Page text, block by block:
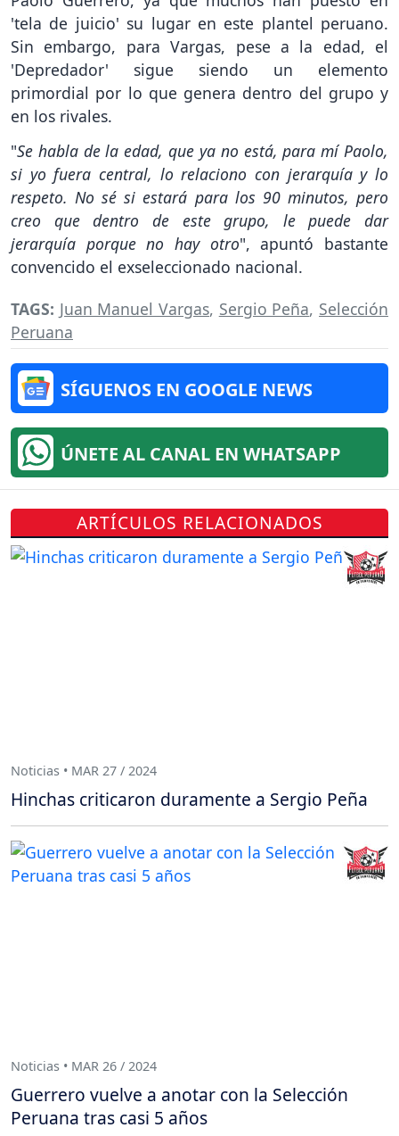
'tela de juicio' su lugar en este plantel peruano.
Sin embargo, para Vargas, pese a la edad, el
'Depredador' sigue siendo un elemento
primordial por lo que genera dentro del grupo y
en los rivales.
"Se habla de la edad, que ya no está, para mí Paolo,
si yo fuera central, lo relaciono con jerarquía y lo
respeto. No sé si estará para los 90 minutos, pero
creo que dentro de este grupo, le puede dar
jerarquía porque no hay otro", apuntó bastante
convencido el exseleccionado nacional.
TAGS: Juan Manuel Vargas, Sergio Peña, Selección
Peruana
SÍGUENOS EN GOOGLE NEWS
ÚNETE AL CANAL EN WHATSAPP
ARTÍCULOS RELACIONADOS
Noticias • MAR 27 / 2024
Hinchas criticaron duramente a Sergio Peña
Noticias • MAR 26 / 2024
Guerrero vuelve a anotar con la Selección
Peruana tras casi 5 años